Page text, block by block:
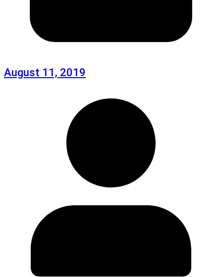
August 11, 2019